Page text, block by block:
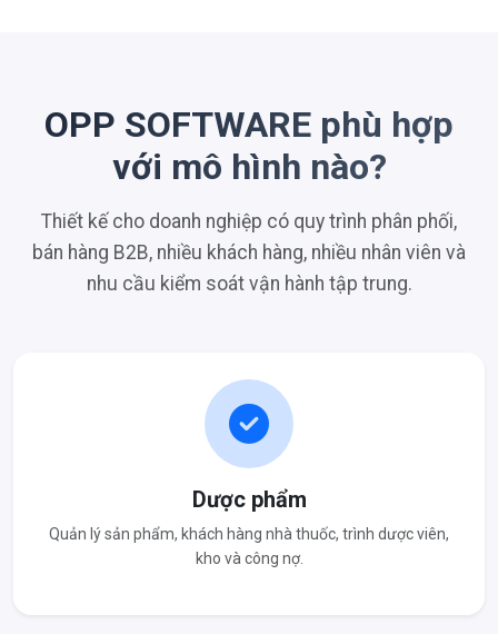
OPP SOFTWARE phù hợp
với mô hình nào?
Thiết kế cho doanh nghiệp có quy trình phân phối,
bán hàng B2B, nhiều khách hàng, nhiều nhân viên và
nhu cầu kiểm soát vận hành tập trung.
Dược phẩm
Quản lý sản phẩm, khách hàng nhà thuốc, trình dược viên,
kho và công nợ.